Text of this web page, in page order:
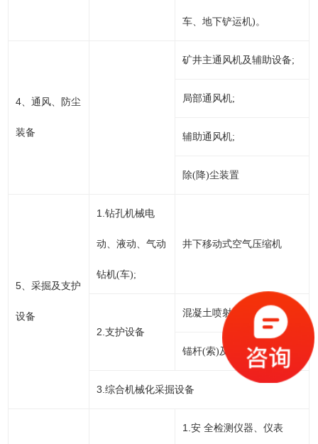
车、地下铲运机)。
4、通风、防尘
装备
矿井主通风机及辅助设备;
局部通风机;
辅助通风机;
除(降)尘装置
5、采掘及支护
设备
1.钻孔机械电
动、液动、气动
钻机(车);
井下移动式空气压缩机
2.支护设备
混凝土喷射机;
锚杆(索)及安装装置。
3.综合机械化采掘设备
1.安 全检测仪器、仪表